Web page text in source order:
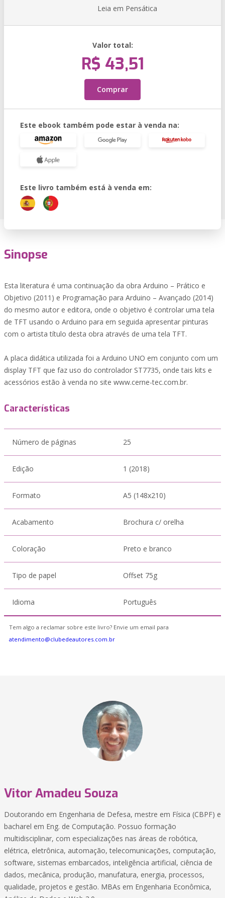
Leia em Pensática
Valor total:
R$ 43,51
Comprar
Este ebook também pode estar à venda na:
Este livro também está à venda em:
Sinopse
Esta literatura é uma continuação da obra Arduino – Prático e
Objetivo (2011) e Programação para Arduino – Avançado (2014)
do mesmo autor e editora, onde o objetivo é controlar uma tela
de TFT usando o Arduino para em seguida apresentar pinturas
com o artista título desta obra através de uma tela TFT.
A placa didática utilizada foi a Arduino UNO em conjunto com um
display TFT que faz uso do controlador ST7735, onde tais kits e
acessórios estão à venda no site www.cerne-tec.com.br.
Características
Número de páginas 25
Edição 1 (2018)
Formato A5 (148x210)
Acabamento Brochura c/ orelha
Coloração Preto e branco
Tipo de papel Offset 75g
Idioma Português
Tem algo a reclamar sobre este livro? Envie um email para
atendimento@clubedeautores.com.br
Vitor Amadeu Souza
Doutorando em Engenharia de Defesa, mestre em Física (CBPF) e
bacharel em Eng. de Computação. Possuo formação
multidisciplinar, com especializações nas áreas de robótica,
elétrica, eletrônica, automação, telecomunicações, computação,
software, sistemas embarcados, inteligência artificial, ciência de
dados, mecânica, produção, manufatura, energia, processos,
qualidade, projetos e gestão. MBAs em Engenharia Econômica,